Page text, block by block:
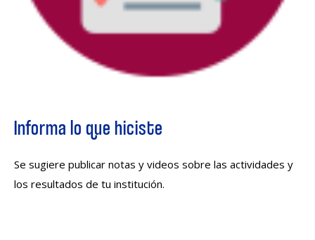
Informa lo que hiciste
Se sugiere publicar notas y videos sobre las actividades y
los resultados de tu institución.